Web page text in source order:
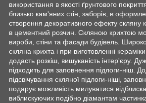
використання в якості ґрунтового
близько кам'яних стін, заборів, в
створення декоративного ефекту скляну
в цементний розчин. Скляною крихтою
вироби, стіни та фасади будівель.
скляна крихта і при виготовленні
додасть розкіш, вишуканість інтер'єру.
підходить для заповнення підлоги-ніш.
підсвічування скляної підлоги-ніші,
подарує можливість милуватися
виблискуючих подібно діамантам